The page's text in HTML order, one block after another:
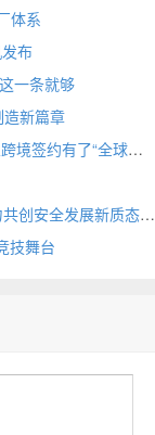
体系
布
一条就够
造新篇章
法大大Nota Sign获国际权威SOC 2认证，企业跨境签约有了“全球通行证”
安生股份发布“1+5+N”AI智控体系，以科技之力共创安全发展新质态
技舞台